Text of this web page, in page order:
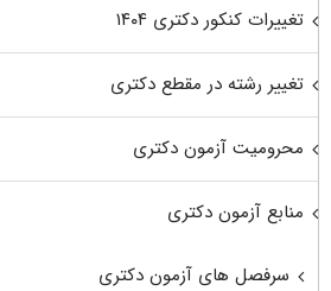
تغییرات کنکور دکتری ۱۴۰۴
تغییر رشته در مقطع دکتری
محرومیت آزمون دکتری
منابع آزمون دکتری
سرفصل های آزمون دکتری